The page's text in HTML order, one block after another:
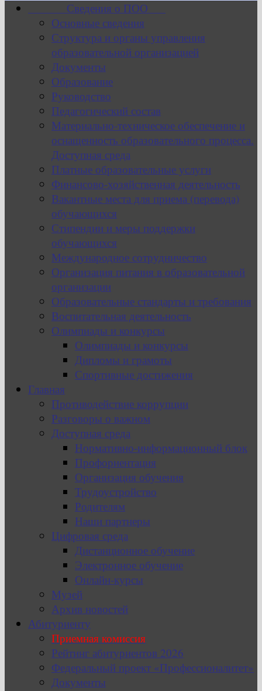
Сведения о ПОО
Основные сведения
Структура и органы управления
образовательной организацией
Документы
Образование
Руководство
Педагогический состав
Материально-техническое обеспечение и
оснащенность образовательного процесса.
Доступная среда
Платные образовательные услуги
Финансово-хозяйственная деятельность
Вакантные места для приема (перевода)
обучающихся
Стипендии и меры поддержки
обучающихся
Международное сотрудничество
Организация питания в образовательной
организации
Образовательные стандарты и требования
Воспитательная деятельность
Олимпиады и конкурсы
Олимпиады и конкурсы
Дипломы и грамоты
Спортивные достижения
Главная
Противодействие коррупции
Разговоры о важном
Доступная среда
Нормативно-информационный блок
Профориентация
Организация обучения
Трудоустройство
Родителям
Наши партнеры
Цифровая среда
Дистанционное обучение
Электронное обучение
Онлайн-курсы
Музей
Архив новостей
Абитуриенту
Приемная комиссия
Рейтинг абитуриентов 2026
Федеральный проект «Профессионалитет»
Документы